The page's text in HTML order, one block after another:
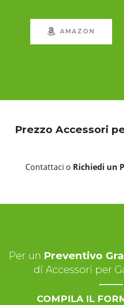
AMAZON
Prezzo Accessori
Contattaci o Richiedi un
Per un Preventivo
di Accessori per
COMPILA IL